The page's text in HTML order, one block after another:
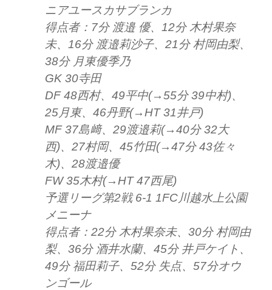
ニアユースカサブランカ
得点者：7分 渡邉 優、12分 木村果奈
未、16分 渡邉莉沙子、21分 村岡由梨、
38分 月東優季乃
GK 30寺田
DF 48西村、49平中(→55分 39中村)、
25月東、46丹野(→HT 31井戸)
MF 37島﨑、29渡邉莉(→40分 32大
西)、27村岡、45竹田(→47分 43佐々
木)、28渡邉優
FW 35木村(→HT 47西尾)
予選リーグ第2戦 6-1 1FC川越水上公園
メニーナ
得点者：22分 木村果奈未、30分 村岡由
梨、36分 酒井水蘭、45分 井戸ケイト、
49分 福田莉子、52分 失点、57分オウ
ンゴール